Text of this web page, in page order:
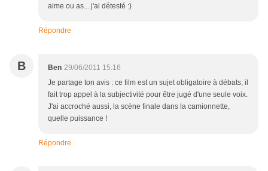
aime ou as... j'ai détesté :)
Répondre
B Ben 29/06/2011 15:16
Je partage ton avis : ce film est un sujet obligatoire à débats, il
fait trop appel à la subjectivité pour être jugé d'une seule voix.
J'ai accroché aussi, la scène finale dans la camionnette,
quelle puissance !
Répondre